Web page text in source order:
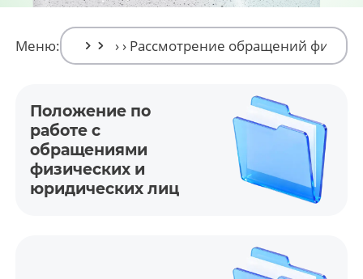
Меню:
Положение по
работе с
обращениями
физических и
юридических лиц